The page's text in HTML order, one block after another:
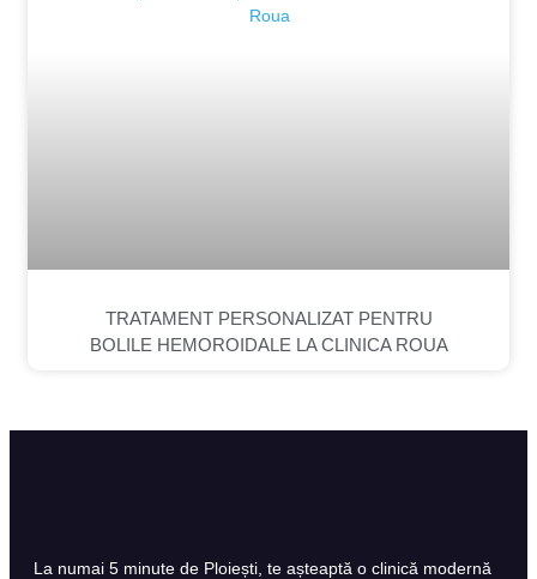
TRATAMENT PERSONALIZAT PENTRU
BOLILE HEMOROIDALE LA CLINICA ROUA
La numai 5 minute de Ploiești, te așteaptă o clinică modernă